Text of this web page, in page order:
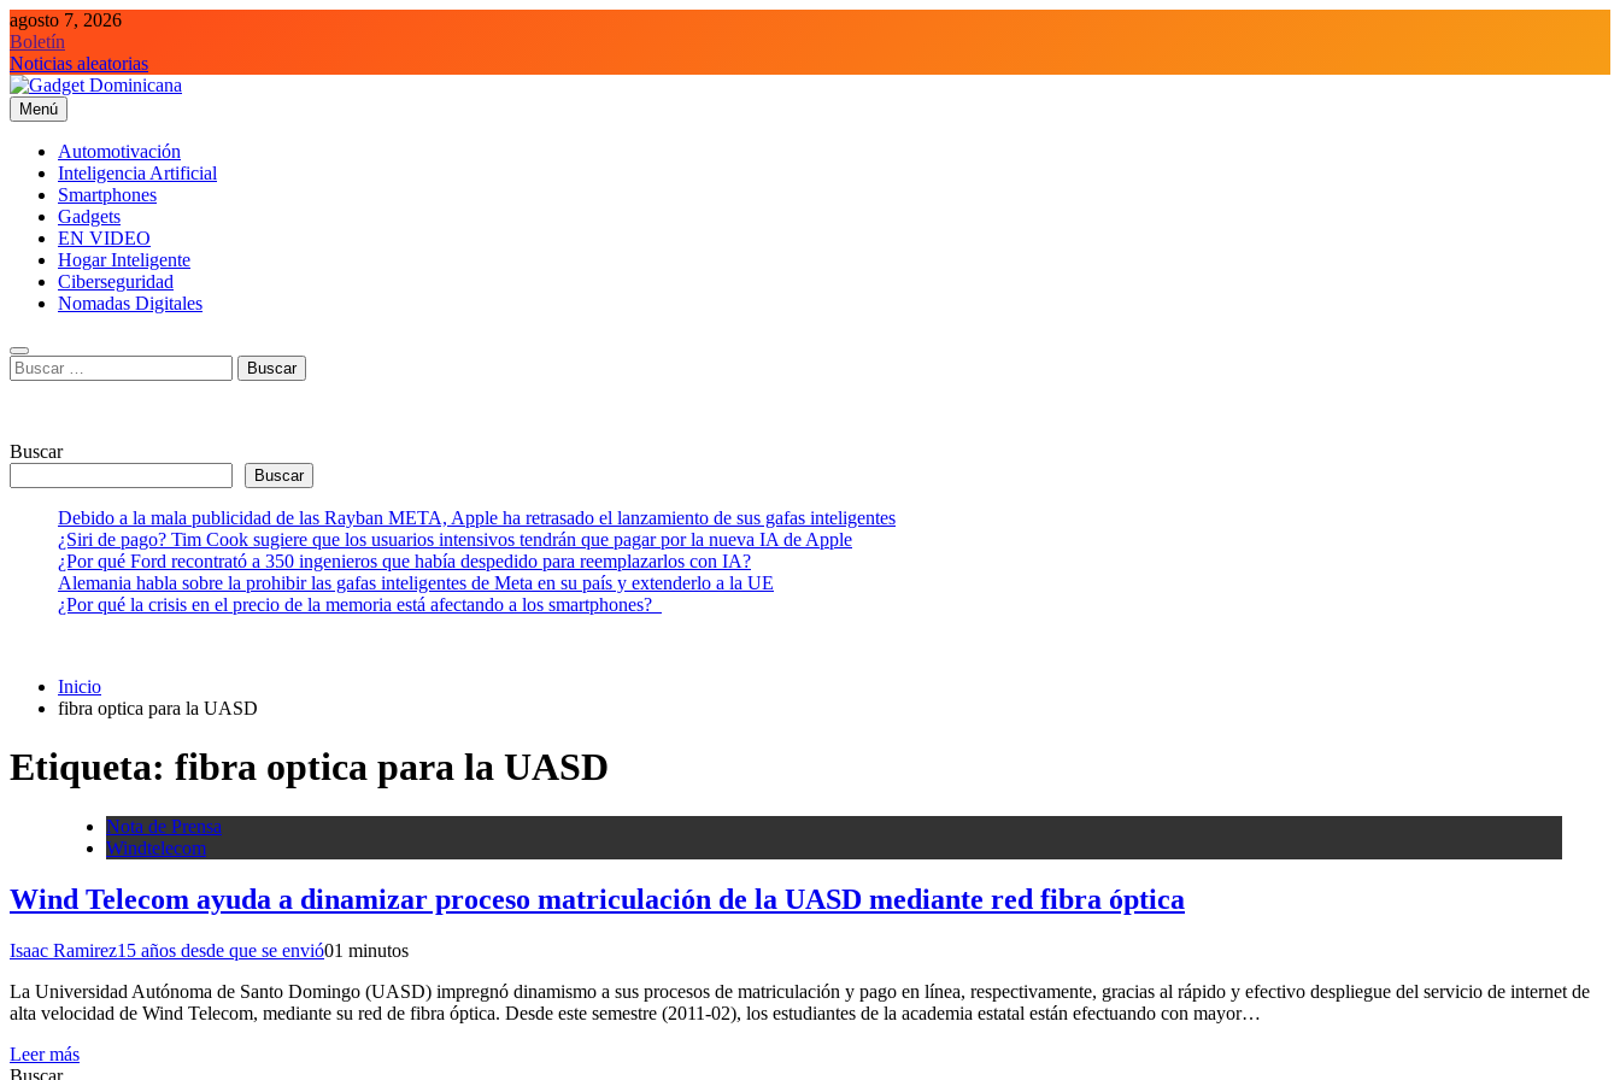
Saltar
al
contenido
agosto 7, 2026
Boletín
Noticias aleatorias
Gadget Dominicana
Gadgets, Autos y Tecnología de consumo
Menú
Automotivación
Inteligencia Artificial
Smartphones
Gadgets
EN VIDEO
Hogar Inteligente
Ciberseguridad
Nomadas Digitales
Buscar:
Buscar
Buscar
Debido a la mala publicidad de las Rayban META, Apple ha retrasado el lanzamiento de sus gafas inteligentes
¿Siri de pago? Tim Cook sugiere que los usuarios intensivos tendrán que pagar por la nueva IA de Apple
¿Por qué Ford recontrató a 350 ingenieros que había despedido para reemplazarlos con IA?
Alemania habla sobre la prohibir las gafas inteligentes de Meta en su país y extenderlo a la UE
¿Por qué la crisis en el precio de la memoria está afectando a los smartphones?
Inicio
fibra optica para la UASD
Etiqueta: fibra optica para la UASD
Nota de Prensa
Windtelecom
Wind Telecom ayuda a dinamizar proceso matriculación de la UASD mediante red fibra óptica
Isaac Ramirez15 años desde que se envió01 minutos
La Universidad Autónoma de Santo Domingo (UASD) impregnó dinamismo a sus procesos de matriculación y pago en línea, respectivamente, gracias al rápido y efectivo despliegue del servicio de internet de
alta velocidad de Wind Telecom, mediante su red de fibra óptica. Desde este semestre (2011-02), los estudiantes de la academia estatal están efectuando con mayor…
Leer más
Buscar